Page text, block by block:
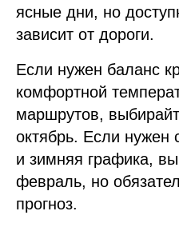
ясные дни, но
зависит от дороги.
Если нужен баланс
комфортной
маршрутов,
октябрь. Если
и зимняя графика,
февраль, но
прогноз.